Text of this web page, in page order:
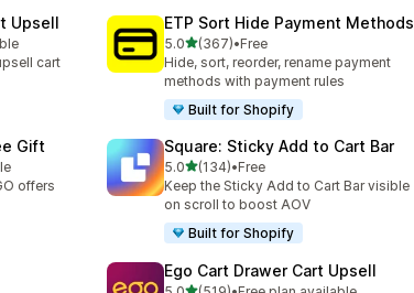
Upsell
cart
ETP Sort Hide Payment Methods
5.0เต็ม 5 ดาว
(367)
ทั้งหมด 367 รีวิว
•Free
Hide, sort, reorder, rename payment
methods with payment rules
Built for Shopify
Gift
offers
Square: Sticky Add to Cart Bar
5.0เต็ม 5 ดาว
(134)
ทั้งหมด 134 รีวิว
•Free
Keep the Sticky Add to Cart Bar visible
on scroll to boost AOV
Built for Shopify
Ego Cart Drawer Cart Upsell